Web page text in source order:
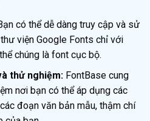
có thể dễ dàng truy cập và sử
viện Google Fonts chỉ với
chúng là font cục bộ.
thử nghiệm:FontBase cung
nơi bạn có thể áp dụng các
đoạn văn bản mẫu, thậm chí